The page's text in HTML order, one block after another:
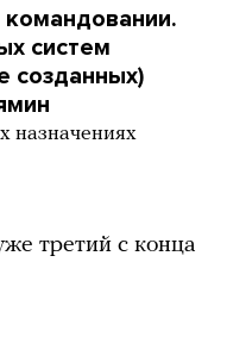
систем
созданных)
назначениях
третий с конца